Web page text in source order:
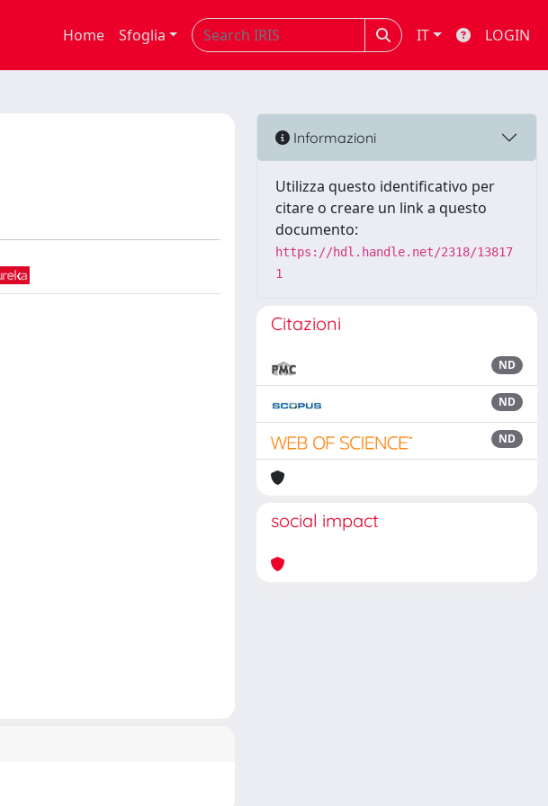
Home Sfoglia IT LOGIN
Informazioni
Utilizza questo identificativo per
citare o creare un link a questo
documento:
https://hdl.handle.net/2318/13817
1
Citazioni
ND
ND
ND
social impact